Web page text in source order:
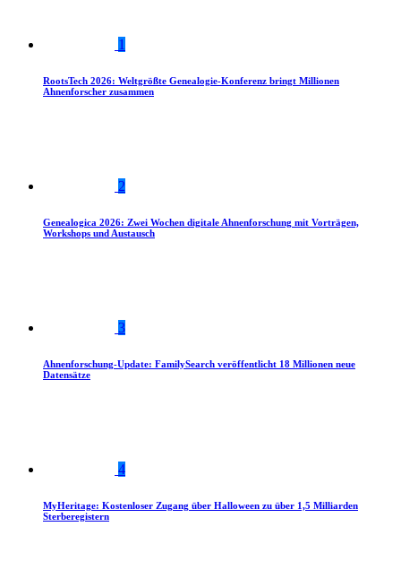
1
RootsTech 2026: Weltgrößte Genealogie-Konferenz bringt Millionen
Ahnenforscher zusammen
2
Genealogica 2026: Zwei Wochen digitale Ahnenforschung mit Vorträgen,
Workshops und Austausch
3
Ahnenforschung-Update: FamilySearch veröffentlicht 18 Millionen neue
Datensätze
4
MyHeritage: Kostenloser Zugang über Halloween zu über 1,5 Milliarden
Sterberegistern